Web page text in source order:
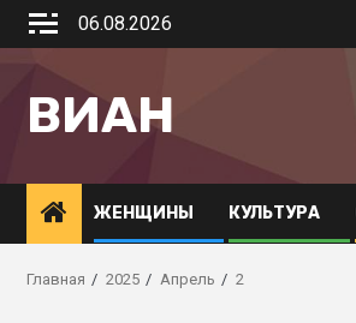
06.08.2026
ВИАН
ЖЕНЩИНЫ КУЛЬТУРА
Главная 2025 Апрель 2